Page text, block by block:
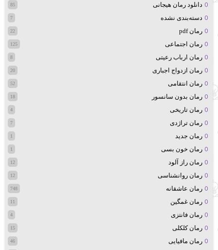
دانلود رمان هیجانی 85
دسته‌بندی نشده 7
رمان pdf 22
رمان اجتماعی 125
رمان ارباب رعیتی 8
رمان ازدواج اجباری 20
رمان انتقامی 52
رمان بدون سانسور 18
رمان تاریخی 4
رمان تراژدی 7
رمان جدید 1
رمان خون بسی 1
رمان راز آلود 12
رمان روانشناسی 12
رمان عاشقانه 748
رمان غمگین 11
رمان فانتزی 4
رمان کلکلی 15
رمان مافیایی 46